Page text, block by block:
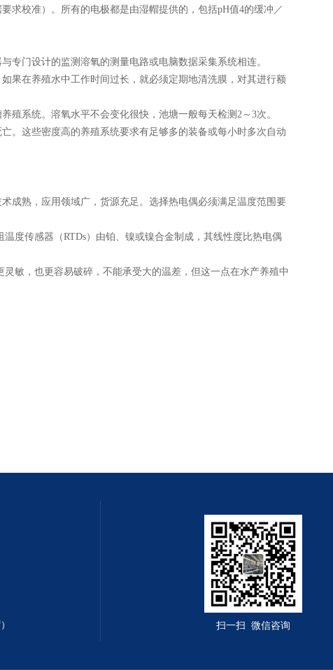
求校准）。所有的电极都是由湿帽提供的，包括pH值4的缓冲／
专门设计的监测溶氧的测量电路或电脑数据采集系统相连。
果在养殖水中工作时间过长，就必须定期地清洗膜，对其进行额
殖系统。溶氧水平不会变化很快，池塘一般每天检测2～3次。
。这些密度高的养殖系统要求有足够多的装备或每小时多次自动
成熟，应用领域广，货源充足。选择热电偶必须满足温度范围要
度传感器（RTDs）由铂、镍或镍合金制成，其线性度比热电偶
敏，也更容易破碎，不能承受大的温差，但这一点在水产养殖中
扫一扫 微信咨询